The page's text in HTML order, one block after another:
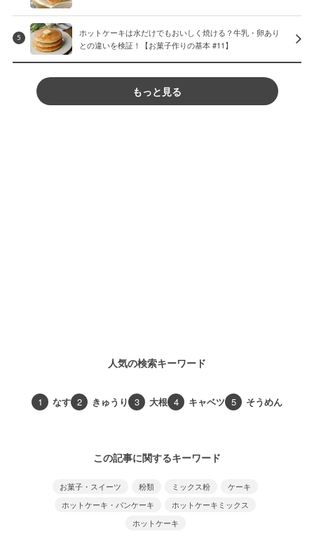
5
ホットケーキは水だけでもおいしく焼ける？牛乳・卵あり
との違いを検証！【お菓子作りの基本 #11】
もっと見る
人気の検索キーワード
1 なす 2 きゅうり 3 大根 4 キャベツ 5 そうめん
この記事に関するキーワード
お菓子・スイーツ 粉類 ミックス粉
ケーキ
ホットケーキ・パンケーキ
ホットケーキミックス
ホットケーキ